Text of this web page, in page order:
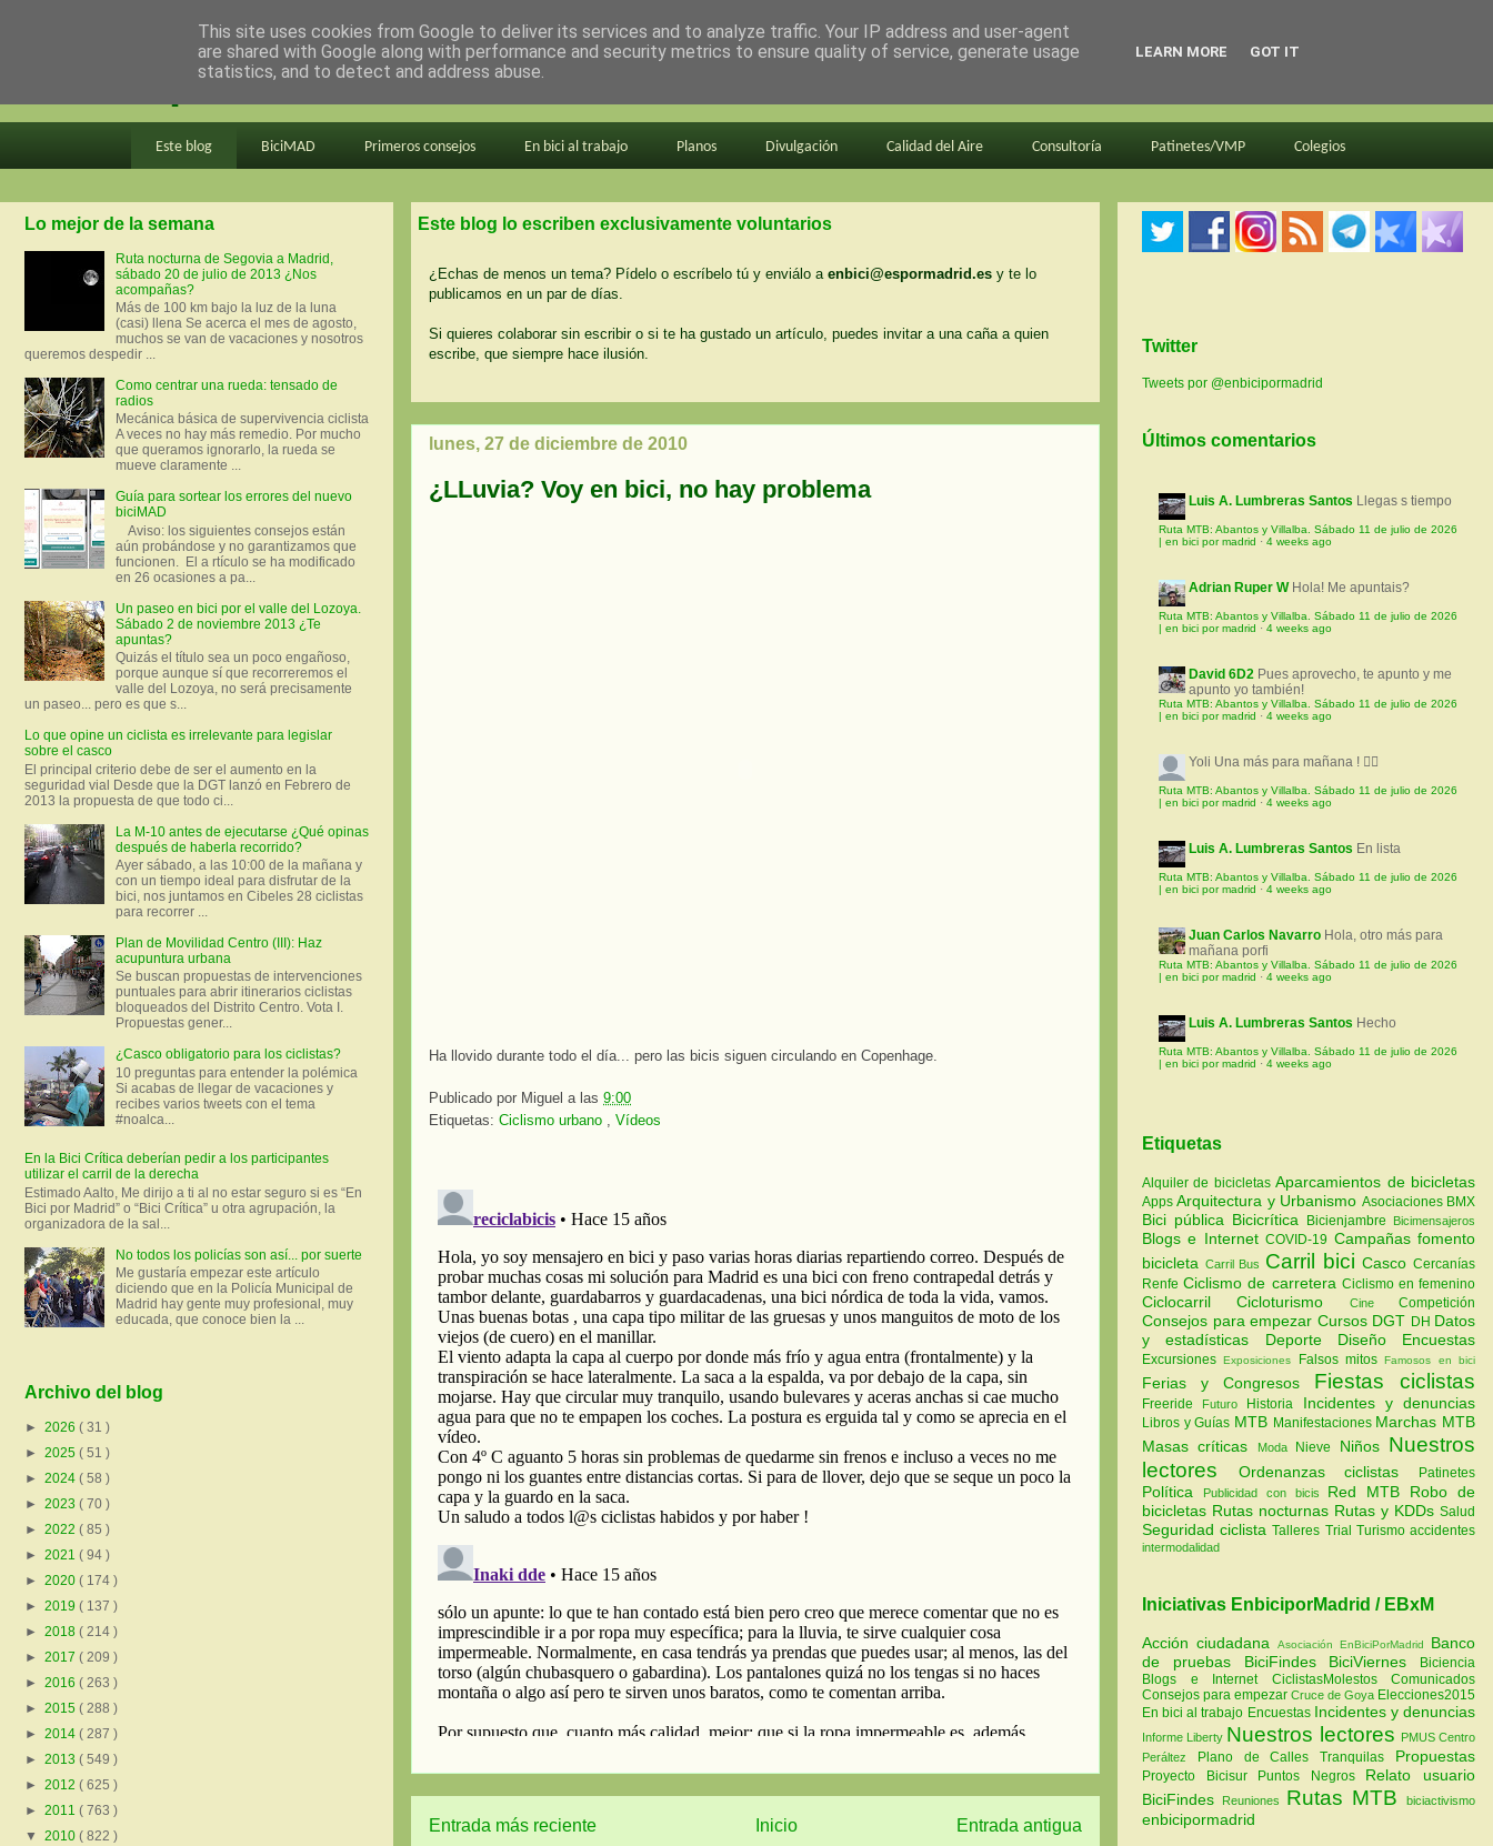
en bici por madrid
Este blog BiciMAD Primeros consejos En bici al trabajo Planos Divulgación Calidad del Aire Consultoría Patinetes/VMP Colegios
Este blog lo escriben exclusivamente voluntarios
¿Echas de menos un tema? Pídelo o escríbelo tú y enviálo a enbici@espormadrid.es y te lo
publicamos en un par de días.
Si quieres colaborar sin escribir o si te ha gustado un artículo, puedes invitar a una caña a quien
escribe, que siempre hace ilusión.
lunes, 27 de diciembre de 2010
¿LLuvia? Voy en bici, no hay problema
Ha llovido durante todo el día... pero las bicis siguen circulando en Copenhage.
Publicado por Miguel a las 9:00
Etiquetas: Ciclismo urbano , Vídeos
Entrada más reciente Entrada antigua
Inicio
Lo mejor de la semana
Ruta nocturna de Segovia a Madrid,
sábado 20 de julio de 2013 ¿Nos
acompañas?
Más de 100 km bajo la luz de la luna
(casi) llena Se acerca el mes de agosto,
muchos se van de vacaciones y nosotros
queremos despedir ...
Como centrar una rueda: tensado de
radios
Mecánica básica de supervivencia ciclista
A veces no hay más remedio. Por mucho
que queramos ignorarlo, la rueda se
mueve claramente ...
Guía para sortear los errores del nuevo
biciMAD
Aviso: los siguientes consejos están
aún probándose y no garantizamos que
funcionen. El a rtículo se ha modificado
en 26 ocasiones a pa...
Un paseo en bici por el valle del Lozoya.
Sábado 2 de noviembre 2013 ¿Te
apuntas?
Quizás el título sea un poco engañoso,
porque aunque sí que recorreremos el
valle del Lozoya, no será precisamente
un paseo... pero es que s...
Lo que opine un ciclista es irrelevante para legislar
sobre el casco
El principal criterio debe de ser el aumento en la
seguridad vial Desde que la DGT lanzó en Febrero de
2013 la propuesta de que todo ci...
La M-10 antes de ejecutarse ¿Qué opinas
después de haberla recorrido?
Ayer sábado, a las 10:00 de la mañana y
con un tiempo ideal para disfrutar de la
bici, nos juntamos en Cibeles 28 ciclistas
para recorrer ...
Plan de Movilidad Centro (III): Haz
acupuntura urbana
Se buscan propuestas de intervenciones
puntuales para abrir itinerarios ciclistas
bloqueados del Distrito Centro. Vota I.
Propuestas gener...
¿Casco obligatorio para los ciclistas?
10 preguntas para entender la polémica
Si acabas de llegar de vacaciones y
recibes varios tweets con el tema
#noalca...
En la Bici Crítica deberían pedir a los participantes
utilizar el carril de la derecha
Estimado Aalto, Me dirijo a ti al no estar seguro si es “En
Bici por Madrid” o “Bici Crítica” u otra agrupación, la
organizadora de la sal...
No todos los policías son así... por suerte
Me gustaría empezar este artículo
diciendo que en la Policía Municipal de
Madrid hay gente muy profesional, muy
educada, que conoce bien la ...
Archivo del blog
► 2026 ( 31 )
► 2025 ( 51 )
► 2024 ( 58 )
► 2023 ( 70 )
► 2022 ( 85 )
► 2021 ( 94 )
► 2020 ( 174 )
► 2019 ( 137 )
► 2018 ( 214 )
► 2017 ( 209 )
► 2016 ( 263 )
► 2015 ( 288 )
► 2014 ( 287 )
► 2013 ( 549 )
► 2012 ( 625 )
► 2011 ( 763 )
▼ 2010 ( 822 )
Twitter
Tweets por @enbicipormadrid
Últimos comentarios
Luis A. Lumbreras Santos Llegas s tiempo
Ruta MTB: Abantos y Villalba. Sábado 11 de julio de 2026
| en bici por madrid · 4 weeks ago
Adrian Ruper W Hola! Me apuntais?
Ruta MTB: Abantos y Villalba. Sábado 11 de julio de 2026
| en bici por madrid · 4 weeks ago
David 6D2 Pues aprovecho, te apunto y me
apunto yo también!
Ruta MTB: Abantos y Villalba. Sábado 11 de julio de 2026
| en bici por madrid · 4 weeks ago
Yoli Una más para mañana ! 🚵‍♀️
Ruta MTB: Abantos y Villalba. Sábado 11 de julio de 2026
| en bici por madrid · 4 weeks ago
Luis A. Lumbreras Santos En lista
Ruta MTB: Abantos y Villalba. Sábado 11 de julio de 2026
| en bici por madrid · 4 weeks ago
Juan Carlos Navarro Hola, otro más para
mañana porfi
Ruta MTB: Abantos y Villalba. Sábado 11 de julio de 2026
| en bici por madrid · 4 weeks ago
Luis A. Lumbreras Santos Hecho
Ruta MTB: Abantos y Villalba. Sábado 11 de julio de 2026
| en bici por madrid · 4 weeks ago
Etiquetas
Alquiler de bicicletasAparcamientos de bicicletas
AppsArquitectura y Urbanismo Asociaciones BMX
Bici pública Bicicrítica Bicienjambre Bicimensajeros
Blogs e InternetCOVID-19 Campañas fomento
bicicleta Carril Bus Carril biciCascoCercanías
RenfeCiclismo de carretera Ciclismo en femenino
CiclocarrilCicloturismo CineCompetición
Consejos para empezar Cursos DGT DH Datos
y estadísticas Deporte Diseño Encuestas
ExcursionesExposiciones Falsos mitosFamosos en bici
Ferias y Congresos Fiestas ciclistas
Freeride Futuro Historia Incidentes y denuncias
Libros y Guías MTB Manifestaciones Marchas MTB
Masas críticas
Moda Nieve Niños Nuestros
lectores
Ordenanzas ciclistas Patinetes
Política Publicidad con bicis Red MTB Robo de
bicicletas Rutas nocturnas Rutas y KDDs Salud
Seguridad ciclistaTalleres Trial Turismoaccidentes
intermodalidad
Iniciativas EnbiciporMadrid / EBxM
Acción ciudadana Asociación EnBiciPorMadrid
Banco
de pruebas
BiciFindes BiciViernes
Biciencia
Blogs e Internet
CiclistasMolestos
Comunicados
Consejos para empezar Cruce de Goya Elecciones2015
En bici al trabajo Encuestas Incidentes y denuncias
Informe Liberty Nuestros lectores
PMUS Centro
Peráltez
Plano de Calles Tranquilas Propuestas
Proyecto Bicisur Puntos Negros
Relato usuario
BiciFindes
Reuniones Rutas MTB biciactivismo
enbicipormadrid
This site uses cookies from Google to deliver its services and to analyze traffic. Your IP address and user-agent
are shared with Google along with performance and security metrics to ensure quality of service, generate usage
statistics, and to detect and address abuse.
LEARN MORE GOT IT